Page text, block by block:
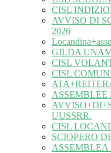
CISL
AVVISO DI
2026
GILDA
CISL
CISL
UUSSRR.
CISL
SCIOPERO
ASSEMBLEA